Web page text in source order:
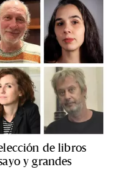
de libros
y grandes